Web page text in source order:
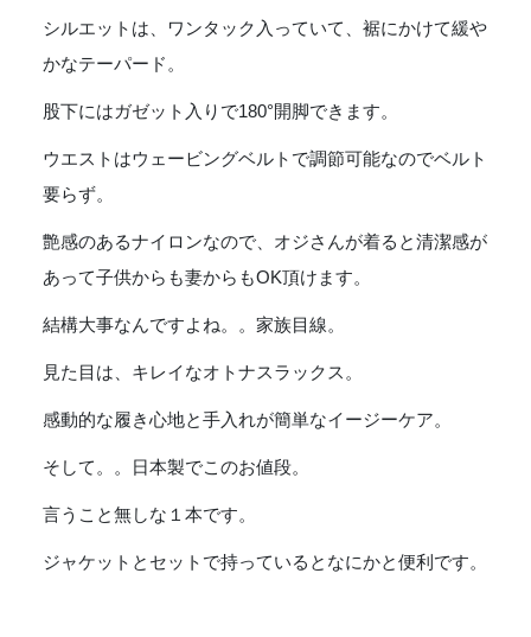
シルエットは、ワンタック入っていて、裾にかけて緩や
かなテーパード。
股下にはガゼット入りで180°開脚できます。
ウエストはウェービングベルトで調節可能なのでベルト
要らず。
艶感のあるナイロンなので、オジさんが着ると清潔感が
あって子供からも妻からもOK頂けます。
結構大事なんですよね。。家族目線。
見た目は、キレイなオトナスラックス。
感動的な履き心地と手入れが簡単なイージーケア。
そして。。日本製でこのお値段。
言うこと無しな１本です。
ジャケットとセットで持っているとなにかと便利です。